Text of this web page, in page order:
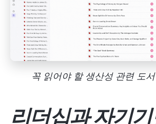
꼭 읽어야 할 생산성 관련 도
리더십과 자기